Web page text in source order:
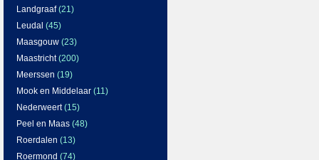
Landgraaf(21)
Leudal (45)
Maasgouw (23)
Maastricht(200)
Meerssen (19)
Mook en Middelaar (11)
Nederweert(15)
Peel en Maas (48)
Roerdalen (13)
Roermond (74)